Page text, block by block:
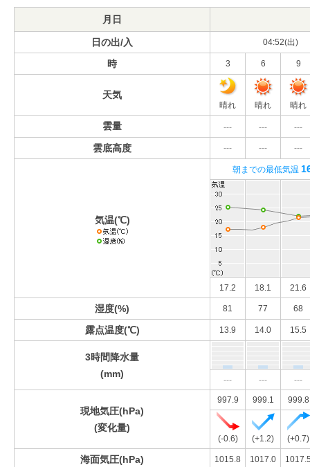
月日
日の出/入 04:52(出)
時 3 6 9
天気
晴れ 晴れ 晴れ
雲量 --- --- ---
雲底高度 --- --- ---
気温(℃)
朝までの最低気温
17.2 18.1 21.6
湿度(%) 81 77 68
露点温度(℃) 13.9 14.0 15.5
3時間降水量
(mm)
--- --- ---
現地気圧(hPa)
(変化量)
997.9 999.1 999.8
(-0.6) (+1.2) (+0.7)
海面気圧(hPa) 1015.8 1017.0